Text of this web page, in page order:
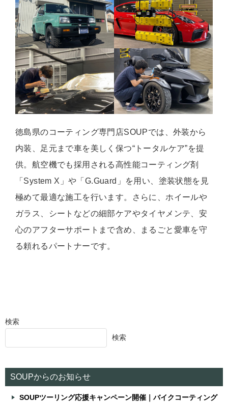
徳島県のコーティング専門店SOUPでは、外装から
内装、足元まで車を美しく保つ“トータルケア”を提
供。航空機でも採用される高性能コーティング剤
「System X」や「G.Guard」を用い、塗装状態を見
極めて最適な施工を行います。さらに、ホイールや
ガラス、シートなどの細部ケアやタイヤメンテ、安
心のアフターサポートまで含め、まるごと愛車を守
る頼れるパートナーです。
検索
検索
SOUPからのお知らせ
SOUPツーリング応援キャンペーン開催｜バイクコーティング